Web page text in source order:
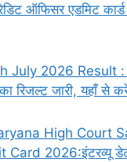
ऑफिसर एडमिट कार्ड
2026 Result :
का रिजल्ट जारी, यहाँ से
High Court
2026:इंटरव्यू डेट